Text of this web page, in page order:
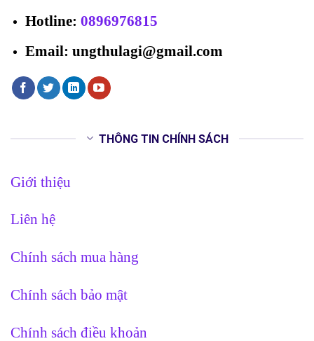
Hotline: 0896976815
Email: ungthulagi@gmail.com
THÔNG TIN CHÍNH SÁCH
Giới thiệu
Liên hệ
Chính sách mua hàng
Chính sách bảo mật
Chính sách điều khoản